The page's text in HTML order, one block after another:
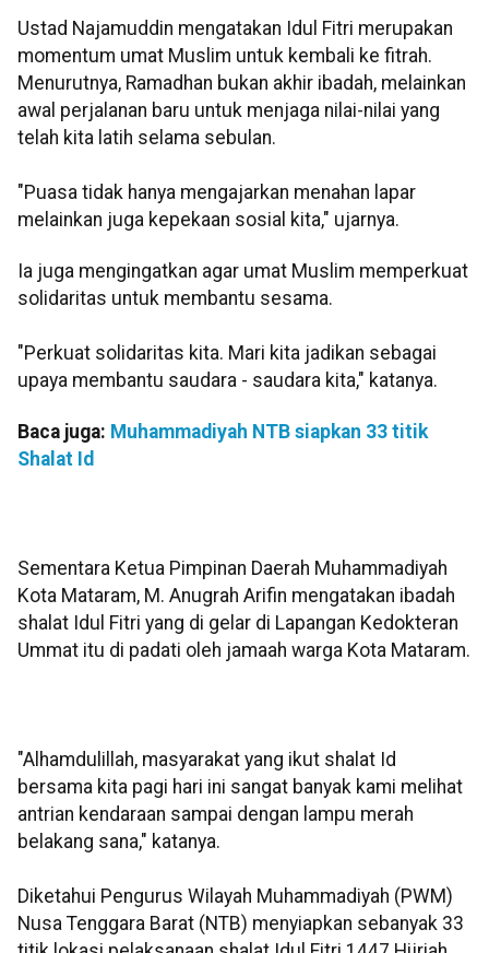
Ustad Najamuddin mengatakan Idul Fitri merupakan
momentum umat Muslim untuk kembali ke fitrah.
Menurutnya, Ramadhan bukan akhir ibadah, melainkan
awal perjalanan baru untuk menjaga nilai-nilai yang
telah kita latih selama sebulan.
"Puasa tidak hanya mengajarkan menahan lapar
melainkan juga kepekaan sosial kita," ujarnya.
Ia juga mengingatkan agar umat Muslim memperkuat
solidaritas untuk membantu sesama.
"Perkuat solidaritas kita. Mari kita jadikan sebagai
upaya membantu saudara - saudara kita," katanya.
Baca juga: Muhammadiyah NTB siapkan 33 titik
Shalat Id
Sementara Ketua Pimpinan Daerah Muhammadiyah
Kota Mataram, M. Anugrah Arifin mengatakan ibadah
shalat Idul Fitri yang di gelar di Lapangan Kedokteran
Ummat itu di padati oleh jamaah warga Kota Mataram.
‎"Alhamdulillah, masyarakat yang ikut shalat Id
bersama kita pagi hari ini sangat banyak kami melihat
antrian kendaraan sampai dengan lampu merah
belakang sana," katanya.
Diketahui Pengurus Wilayah Muhammadiyah (PWM)
Nusa Tenggara Barat (NTB) menyiapkan sebanyak 33